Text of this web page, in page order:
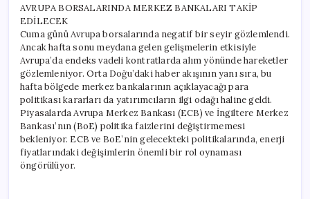
AVRUPA BORSALARINDA MERKEZ BANKALARI TAKİP
EDİLECEK
Cuma günü Avrupa borsalarında negatif bir seyir gözlemlendi.
Ancak hafta sonu meydana gelen gelişmelerin etkisiyle
Avrupa’da endeks vadeli kontratlarda alım yönünde hareketler
gözlemleniyor. Orta Doğu’daki haber akışının yanı sıra, bu
hafta bölgede merkez bankalarının açıklayacağı para
politikası kararları da yatırımcıların ilgi odağı haline geldi.
Piyasalarda Avrupa Merkez Bankası (ECB) ve İngiltere Merkez
Bankası’nın (BoE) politika faizlerini değiştirmemesi
bekleniyor. ECB ve BoE’nin gelecekteki politikalarında, enerji
fiyatlarındaki değişimlerin önemli bir rol oynaması
öngörülüyor.